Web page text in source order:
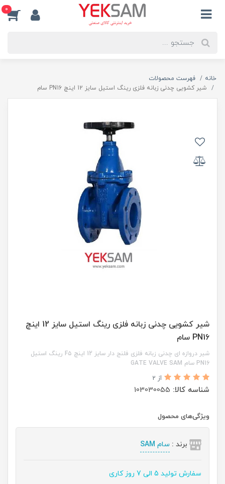
0
خانه
فهرست محصولات
شیر کشویی چدنی زبانه فلزی رینگ استیل سایز 12 اینچ PN16 سام
شیر کشویی چدنی زبانه فلزی رینگ استیل سایز 12 اینچ
PN16 سام
شیر دروازه ای چدنی زبانه فلزی فلنج دار سایز 12 اینچ F۵ رینگ استیل
PN16 سام GATE VALVE SAM
از 2
شناسه کالا: 103030055
ویژگی‌های محصول
برند : سام SAM
سفارش تولید 5 الی 7 روز کاری